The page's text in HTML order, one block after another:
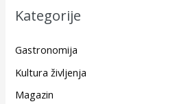
Kategorije
Gastronomija
Kultura življenja
Magazin